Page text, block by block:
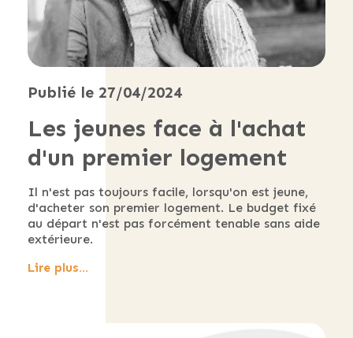
Publié le 27/04/2024
Les jeunes face à l'achat
d'un premier logement
Il n'est pas toujours facile, lorsqu'on est jeune,
d'acheter son premier logement. Le budget fixé
au départ n'est pas forcément tenable sans aide
extérieure.
Lire plus...